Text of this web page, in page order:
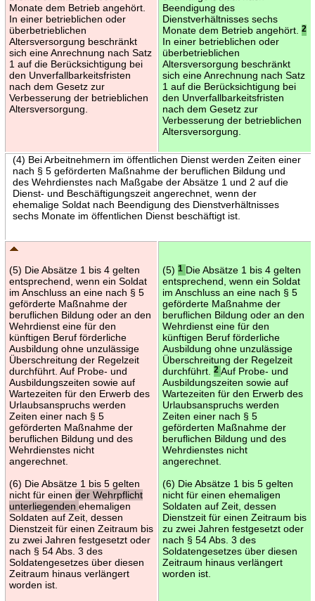
Monate dem Betrieb angehört.
In einer betrieblichen oder
überbetrieblichen
Altersversorgung beschränkt
sich eine Anrechnung nach Satz
1 auf die Berücksichtigung bei
den Unverfallbarkeitsfristen
nach dem Gesetz zur
Verbesserung der betrieblichen
Altersversorgung.
Beendigung des
Dienstverhältnisses sechs
Monate dem Betrieb angehört.
2
In einer betrieblichen oder
überbetrieblichen
Altersversorgung beschränkt
sich eine Anrechnung nach Satz
1 auf die Berücksichtigung bei
den Unverfallbarkeitsfristen
nach dem Gesetz zur
Verbesserung der betrieblichen
Altersversorgung.
(4) Bei Arbeitnehmern im öffentlichen Dienst werden Zeiten einer
nach § 5 geförderten Maßnahme der beruflichen Bildung und
des Wehrdienstes nach Maßgabe der Absätze 1 und 2 auf die
Dienst- und Beschäftigungszeit angerechnet, wenn der
ehemalige Soldat nach Beendigung des Dienstverhältnisses
sechs Monate im öffentlichen Dienst beschäftigt ist.
(5) Die Absätze 1 bis 4 gelten
entsprechend, wenn ein Soldat
im Anschluss an eine nach § 5
geförderte Maßnahme der
beruflichen Bildung oder an den
Wehrdienst eine für den
künftigen Beruf förderliche
Ausbildung ohne unzulässige
Überschreitung der Regelzeit
durchführt. Auf Probe- und
Ausbildungszeiten sowie auf
Wartezeiten für den Erwerb des
Urlaubsanspruchs werden
Zeiten einer nach § 5
geförderten Maßnahme der
beruflichen Bildung und des
Wehrdienstes nicht
angerechnet.
(6) Die Absätze 1 bis 5 gelten
nicht für einen der Wehrpflicht
unterliegenden ehemaligen
Soldaten auf Zeit, dessen
Dienstzeit für einen Zeitraum bis
zu zwei Jahren festgesetzt oder
nach § 54 Abs. 3 des
Soldatengesetzes über diesen
Zeitraum hinaus verlängert
worden ist.
(5) 1 Die Absätze 1 bis 4 gelten
entsprechend, wenn ein Soldat
im Anschluss an eine nach § 5
geförderte Maßnahme der
beruflichen Bildung oder an den
Wehrdienst eine für den
künftigen Beruf förderliche
Ausbildung ohne unzulässige
Überschreitung der Regelzeit
durchführt.
2 Auf Probe- und
Ausbildungszeiten sowie auf
Wartezeiten für den Erwerb des
Urlaubsanspruchs werden
Zeiten einer nach § 5
geförderten Maßnahme der
beruflichen Bildung und des
Wehrdienstes nicht
angerechnet.
(6) Die Absätze 1 bis 5 gelten
nicht für einen ehemaligen
Soldaten auf Zeit, dessen
Dienstzeit für einen Zeitraum bis
zu zwei Jahren festgesetzt oder
nach § 54 Abs. 3 des
Soldatengesetzes über diesen
Zeitraum hinaus verlängert
worden ist.